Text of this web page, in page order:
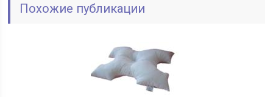
Похожие публикации